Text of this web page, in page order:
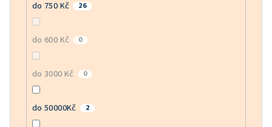
do 750 Kč 26
do 600 Kč 0
do 3000 Kč 0
do 50000Kč 2